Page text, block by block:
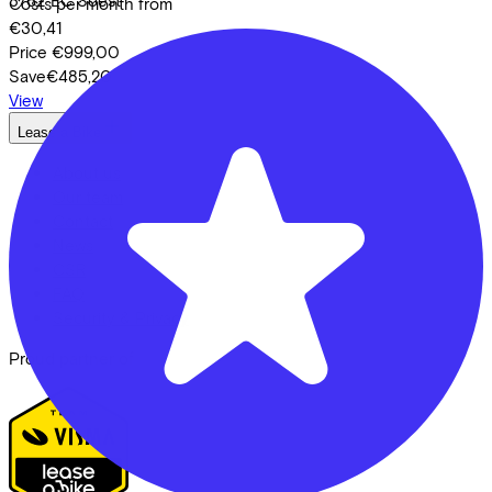
€30,41
Price €999,00
Save€485,20
View
Lease a Bike
Security & Privacy
Proud partner of